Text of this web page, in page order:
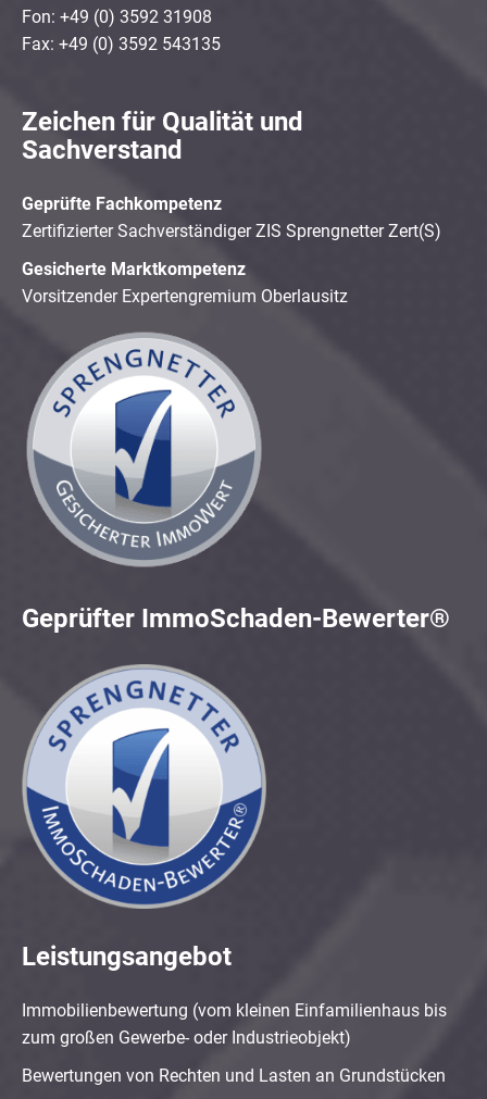
Fon: +49 (0) 3592 31908
Fax: +49 (0) 3592 543135
Zeichen für Qualität und
Sachverstand
Geprüfte Fachkompetenz
Zertifizierter Sachverständiger ZIS Sprengnetter Zert(S)
Gesicherte Marktkompetenz
Vorsitzender Expertengremium Oberlausitz
Geprüfter ImmoSchaden-Bewerter®
Leistungsangebot
Immobilienbewertung (vom kleinen Einfamilienhaus bis
zum großen Gewerbe- oder Industrieobjekt)
Bewertungen von Rechten und Lasten an Grundstücken